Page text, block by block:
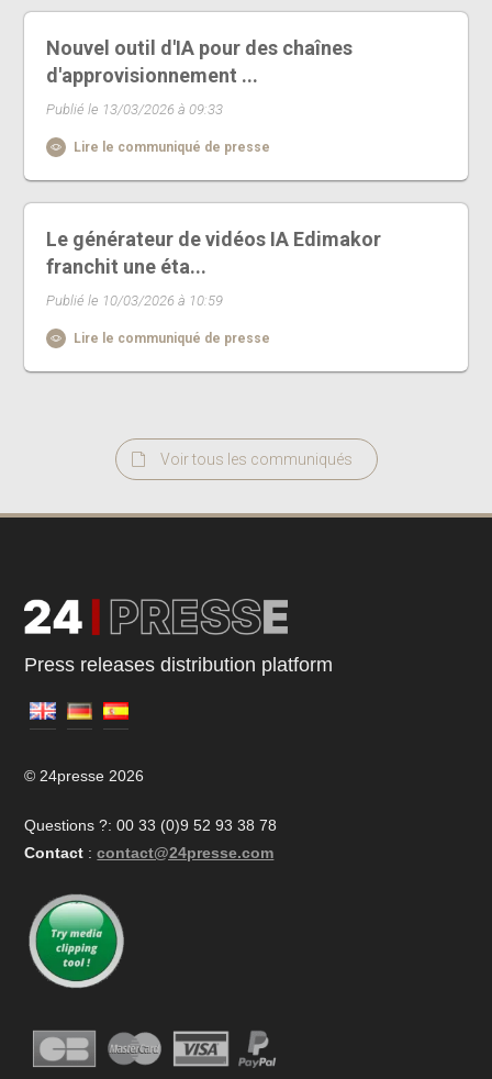
Nouvel outil d'IA pour des chaînes
d'approvisionnement ...
Publié le 13/03/2026 à 09:33
Lire le communiqué de presse
Le générateur de vidéos IA Edimakor
franchit une éta...
Publié le 10/03/2026 à 10:59
Lire le communiqué de presse
Voir tous les communiqués
Press releases distribution platform
© 24presse 2026
Questions ?: 00 33 (0)9 52 93 38 78
Contact : contact@24presse.com